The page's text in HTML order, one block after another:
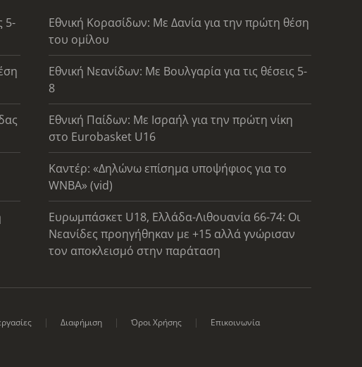
5-
Εθνική Κορασίδων: Με Δανία για την πρώτη θέση
του ομίλου
Εθνική Νεανίδων: Με Βουλγαρία για τις θέσεις 5-
8
Εθνική Παίδων: Με Ισραήλ για την πρώτη νίκη
στο Eurobasket U16
Καντέρ: «Δηλώνω επίσημα υποψήφιος για το
WNBA» (vid)
Ευρωμπάσκετ U18, Ελλάδα-Λιθουανία 66-74: Οι
Νεανίδες προηγήθηκαν με +15 αλλά γνώρισαν
τον αποκλεισμό στην παράταση
Διαφήμιση Όροι Χρήσης Επικοινωνία